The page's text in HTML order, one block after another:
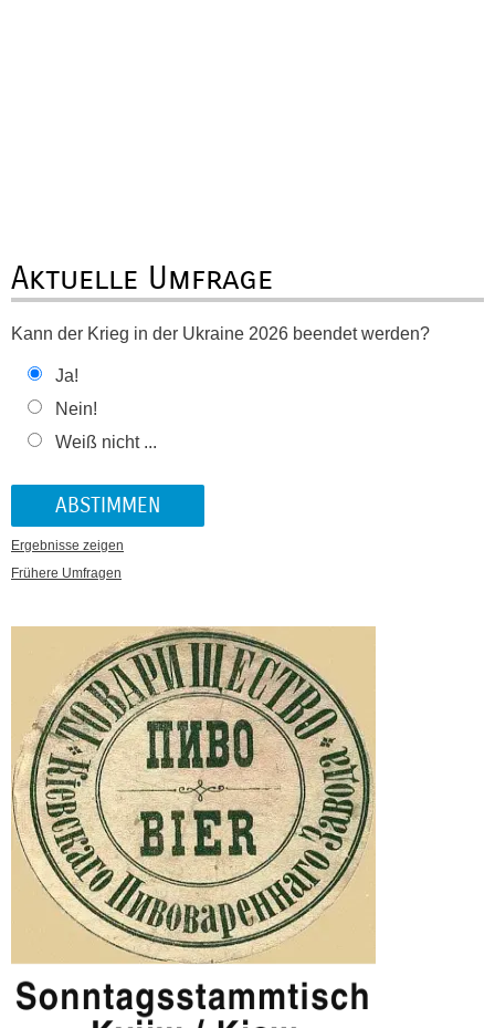
Aktuelle Umfrage
Kann der Krieg in der Ukraine 2026 beendet werden?
Ja!
Nein!
Weiß nicht ...
Ergebnisse zeigen
Frühere Umfragen